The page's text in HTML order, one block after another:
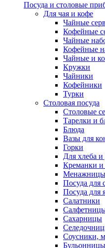
Посуда и столовые
Для чая и кофе
Чайные
Кофейные
Чайные
Кофейные
Чайные и
Кружки
Чайники
Кофейники
Турки
Столовая посуда
Столовые
Тарелки и
Блюда
Вазы для
Горки
Для хлеба и
Креманки и
Менажницы
Посуда для
Посуда для
Салатники
Сахарницы
Соусники,